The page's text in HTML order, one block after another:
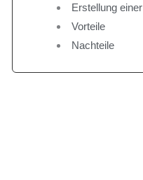
Erstellung
Vorteile
Nachteile